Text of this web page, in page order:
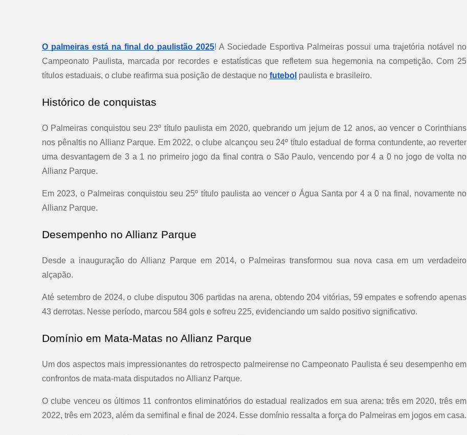
O palmeiras está na final do paulistão 2025! A Sociedade Esportiva Palmeiras possui uma trajetória notável no
Campeonato Paulista, marcada por recordes e estatísticas que refletem sua hegemonia na competição. Com 25
títulos estaduais, o clube reafirma sua posição de destaque no futebol paulista e brasileiro.​
Histórico de conquistas
O Palmeiras conquistou seu 23º título paulista em 2020, quebrando um jejum de 12 anos, ao vencer o Corinthians
nos pênaltis no Allianz Parque. Em 2022, o clube alcançou seu 24º título estadual de forma contundente, ao reverter
uma desvantagem de 3 a 1 no primeiro jogo da final contra o São Paulo, vencendo por 4 a 0 no jogo de volta no
Allianz Parque.
Em 2023, o Palmeiras conquistou seu 25º título paulista ao vencer o Água Santa por 4 a 0 na final, novamente no
Allianz Parque.
Desempenho no Allianz Parque
Desde a inauguração do Allianz Parque em 2014, o Palmeiras transformou sua nova casa em um verdadeiro
alçapão.
Até setembro de 2024, o clube disputou 306 partidas na arena, obtendo 204 vitórias, 59 empates e sofrendo apenas
43 derrotas. Nesse período, marcou 584 gols e sofreu 225, evidenciando um saldo positivo significativo.
Domínio em Mata-Matas no Allianz Parque
Um dos aspectos mais impressionantes do retrospecto palmeirense no Campeonato Paulista é seu desempenho em
confrontos de mata-mata disputados no Allianz Parque.
O clube venceu os últimos 11 confrontos eliminatórios do estadual realizados em sua arena: três em 2020, três em
2022, três em 2023, além da semifinal e final de 2024. Esse domínio ressalta a força do Palmeiras em jogos em casa.​